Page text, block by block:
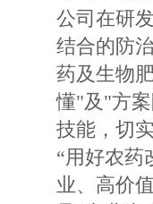
公司在研
结合的防
药及生物
懂"及"方
技能，切
“用好农药
业、高价